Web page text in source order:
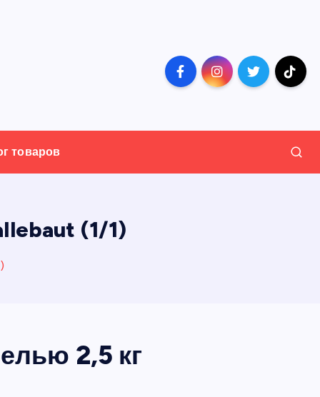
товаров
(1/1)
2,5 кг